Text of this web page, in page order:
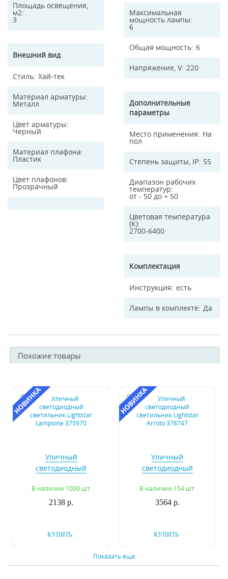
Площадь освещения,
м2
3
Внешний вид
Стиль Хай-тек
Материал арматуры
Металл
Цвет арматуры
Черный
Материал плафона
Пластик
Цвет плафонов
Прозрачный
Максимальная
мощность лампы
6
Общая мощность 6
Напряжение, V 220
Дополнительные
параметры
Место применения На
пол
Степень защиты, IP 55
Диапазон рабочих
температур
от - 50 до + 50
Цветовая температура
(K)
2700-6400
Комплектация
Инструкция есть
Лампы в комплекте Да
Похожие товары
Уличный
светодиодный
Lampione 375970
В наличии 1000 шт.
2138 р.
КУПИТЬ
Уличный
светодиодный
Arroto 378747
В наличии 154 шт.
3564 р.
КУПИТЬ
Показать еще